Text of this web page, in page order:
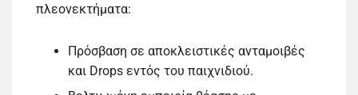
πλεονεκτήματα:
Πρόσβαση σε αποκλειστικές ανταμοιβές
και Drops εντός του παιχνιδιού.